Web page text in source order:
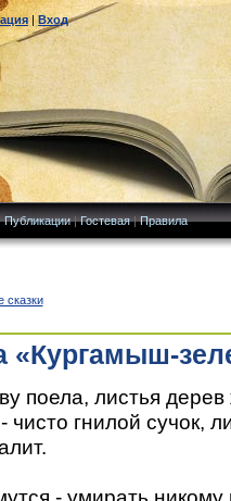
|Вход
Публикации|Гостевая|Правила
сказки
«Кургамыш-
поела, листья дерев
чисто гнилой сучок,
- умирать никому